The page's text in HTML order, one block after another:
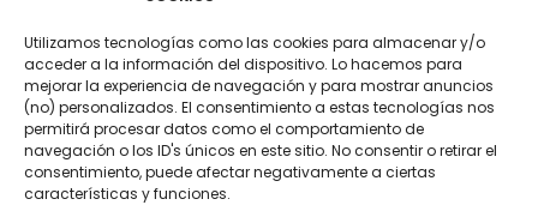
Utilizamos tecnologías como las cookies para almacenar y/o
acceder a la información del dispositivo. Lo hacemos para
mejorar la experiencia de navegación y para mostrar anuncios
(no) personalizados. El consentimiento a estas tecnologías nos
permitirá procesar datos como el comportamiento de
navegación o los ID's únicos en este sitio. No consentir o retirar el
consentimiento, puede afectar negativamente a ciertas
características y funciones.
+34 922 303 191
+34 662 342 177
info@vkssport.com
SÍGUENOS